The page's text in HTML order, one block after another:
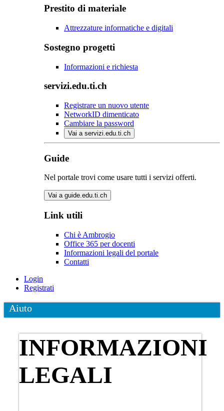
Prestito di materiale
Attrezzature informatiche e digitali
Sostegno progetti
Informazioni e richiesta
servizi.edu.ti.ch
Registrare un nuovo utente
NetworkID dimenticato
Cambiare la password
Vai a servizi.edu.ti.ch
Guide
Nel portale trovi come usare tutti i servizi offerti.
Vai a guide.edu.ti.ch
Link utili
Chi è Ambrogio
Office 365 per docenti
Informazioni legali del portale
Contatti
Login
Registrati
Aiuto
INFORMAZIONI
LEGALI